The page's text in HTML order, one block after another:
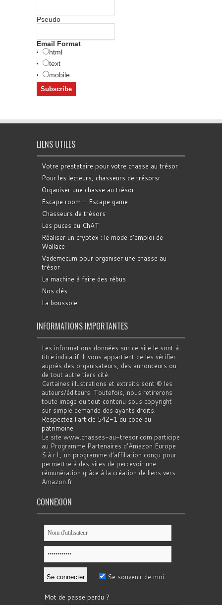
Pseudo
Email Format
html
text
mobile
LIENS UTILES
Votre prestataire pour votre chasse au trésor
Pour les lecteurs, chasseurs de trésorsr
Organiser une chasse au trésor
Escape room - Escape game
Chasseurs de trésors
Les puces du ChAT
Réaliser un cryptex : le mode d'emploi de
Wallace
Vademecum pour organiser une chasse au
trésor
La machine à faire des rébus
Nos clés
La boussole
INFORMATIONS IMPORTANTES
Les informations données sur ce site le sont à
titre indicatif. Il vous appartient de les vérifier
auprès des organisateurs, des annonceurs ou
de tout autre tiers cité.
Certaines illustrations et extraits sont © les
auteurs/éditeurs. Toutefois, nous retirerons
toute image ou tout contenu sous copyright
sur simple demande des ayants droits.
Respectez l'article 542-1 du code du
patrimoine.
Le site www.chasses-au-tresor.com participe
au Programme Partenaires d’Amazon Europe
S.à r.l., un programme d’affiliation conçu pour
permettre à des sites de percevoir une
rémunération grâce à la création de liens vers
Amazon.fr
CONNEXION
Se souvenir de moi
Mot de passe perdu ?